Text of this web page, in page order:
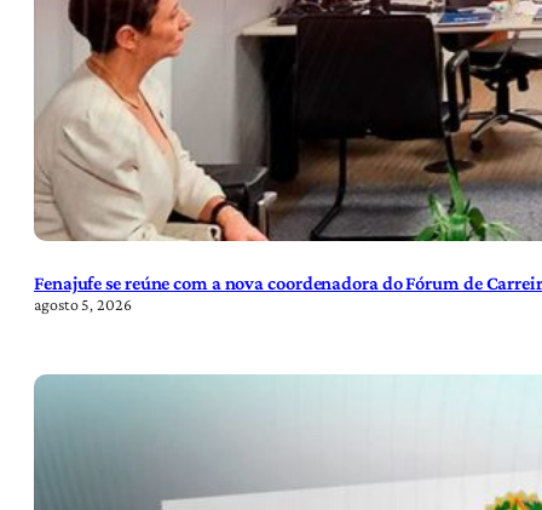
Fenajufe se reúne com a nova coordenadora do Fórum de
agosto 5, 2026